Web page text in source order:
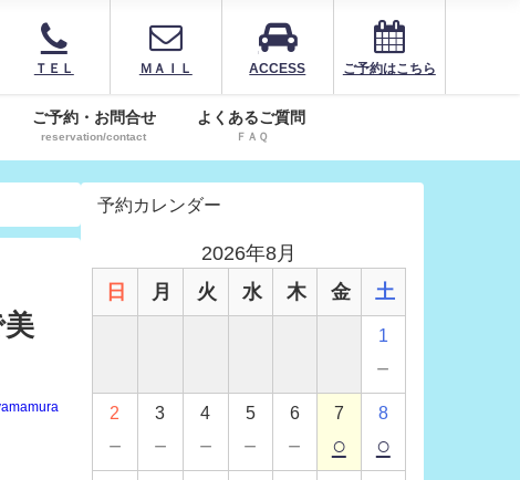
ＴＥＬ ＭＡＩＬ ACCESS ご予約はこちら
ご予約・お問合せ
reservation/contact
よくあるご質問
ＦＡＱ
予約カレンダー
2026年8月
日
月 火 水 木 金 土
1
－
2
－
3
－
4
－
5
－
6
－
7
○
8
○